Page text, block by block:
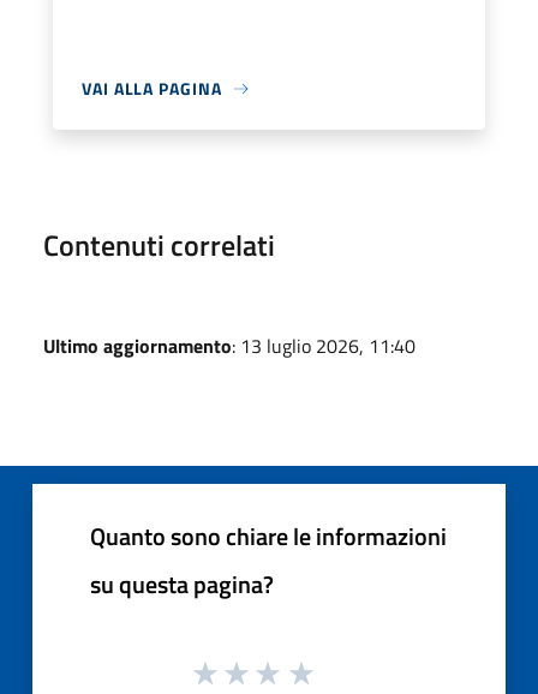
VAI ALLA PAGINA
Contenuti correlati
Ultimo aggiornamento: 13 luglio 2026, 11:40
Quanto sono chiare le informazioni
su questa pagina?